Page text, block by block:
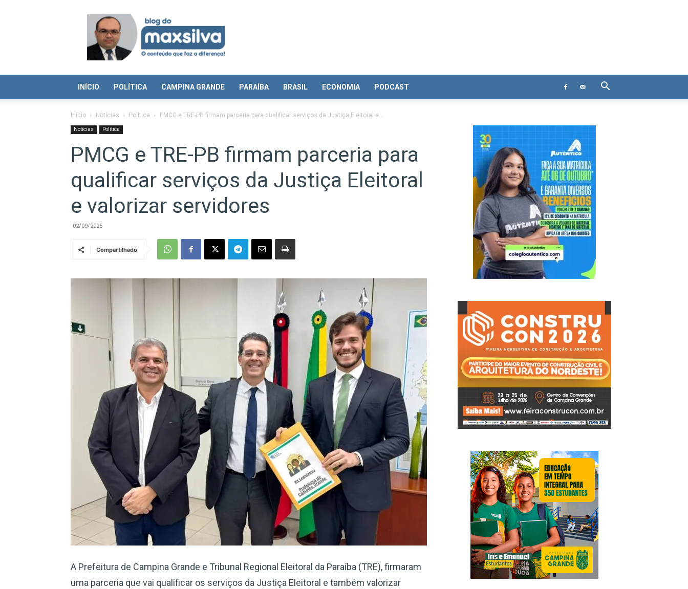
Blog
Max
Silva
INÍCIO POLÍTICA CAMPINA GRANDE PARAÍBA BRASIL ECONOMIA PODCAST
Início Notícias Política PMCG e TRE-PB firmam parceria para qualificar serviços da Justiça Eleitoral e...
Notícias Política
PMCG e TRE-PB firmam parceria para
qualificar serviços da Justiça Eleitoral
e valorizar servidores
02/09/2025
Compartilhado
A Prefeitura de Campina Grande e Tribunal Regional Eleitoral da Paraíba (TRE), firmaram
uma parceria que vai qualificar os serviços da Justiça Eleitoral e também valorizar